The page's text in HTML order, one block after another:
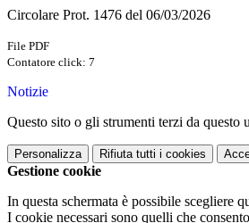
Circolare Prot. 1476 del 06/03/2026
File PDF
Contatore click: 7
Notizie
Questo sito o gli strumenti terzi da
Personalizza Rifiuta tutti i cookies
Gestione cookie
In questa schermata è possibile scegliere
I cookie necessari sono quelli che